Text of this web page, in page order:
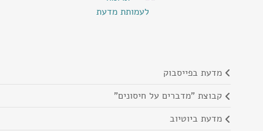
מדעת בפייסבוק
קבוצת "מדברים על חיסונים"
מדעת ביוטיוב